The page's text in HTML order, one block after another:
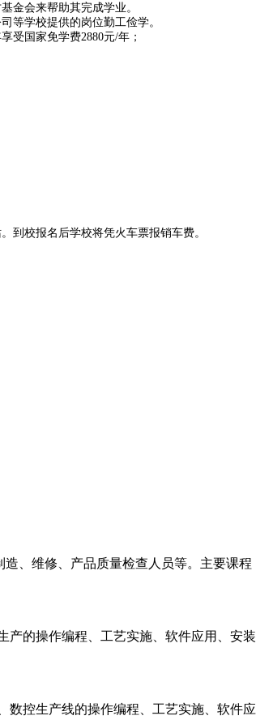
金会来帮助其完成学业。
等学校提供的岗位勤工俭学。
受国家免学费2880元/年；
到校报名后学校将凭火车票报销车费。
、维修、产品质量检查人员等。主要课
的操作编程、工艺实施、软件应用、安装
控生产线的操作编程、工艺实施、软件